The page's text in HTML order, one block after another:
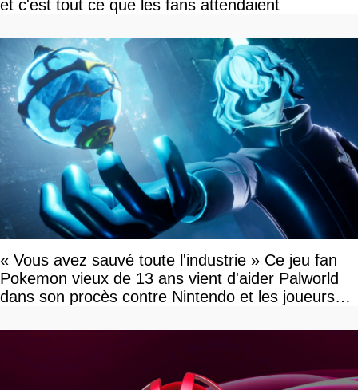
et c'est tout ce que les fans attendaient
« Vous avez sauvé toute l'industrie » Ce jeu fan
Pokemon vieux de 13 ans vient d'aider Palworld
dans son procès contre Nintendo et les joueurs